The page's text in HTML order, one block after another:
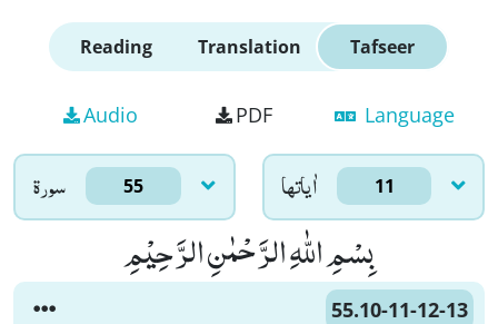
Reading Translation Tafseer
Audio PDF Language
سورۃ 55 اٰياتها 11
بِسْمِ اللّٰهِ الرَّحْمٰنِ الرَّحِیْمِ
55.10-11-12-13